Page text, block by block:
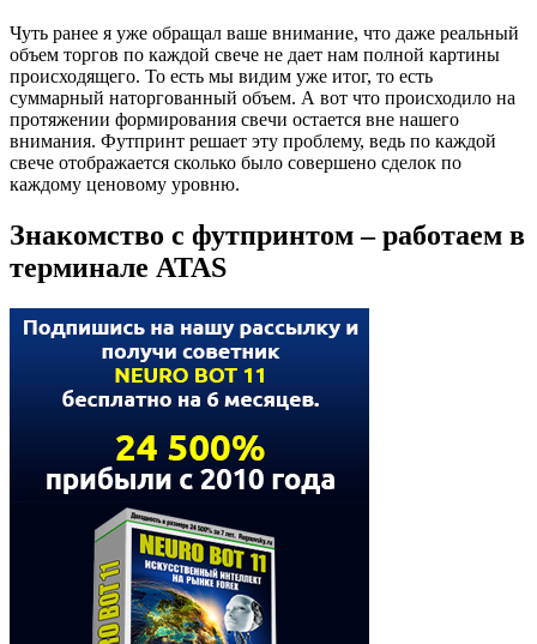
Чуть ранее я уже обращал ваше внимание, что даже реальный
объем торгов по каждой свече не дает нам полной картины
происходящего. То есть мы видим уже итог, то есть
суммарный наторгованный объем. А вот что происходило на
протяжении формирования свечи остается вне нашего
внимания. Футпринт решает эту проблему, ведь по каждой
свече отображается сколько было совершено сделок по
каждому ценовому уровню.
Знакомство с футпринтом – работаем в
терминале ATAS